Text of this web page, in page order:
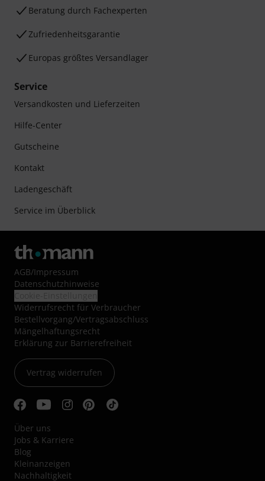
Beratung durch Fachexperten
Zufriedenheitsgarantie
Europas größtes Versandlager
Service
Versandkosten und Lieferzeiten
Hilfe-Center
Gutscheine
Kontakt
Ladengeschäft
Service im Überblick
AGB/Impressum
Datenschutzhinweise
Widerrufsrecht für Verbraucher
Bestellvorgang/Vertragsabschluss
Mängelhaftungsrecht
Erklärung zur Barrierefreiheit
Vertrag widerrufen
Über uns
Jobs & Karriere
Blog
Kleinanzeigen
Nachhaltigkeit